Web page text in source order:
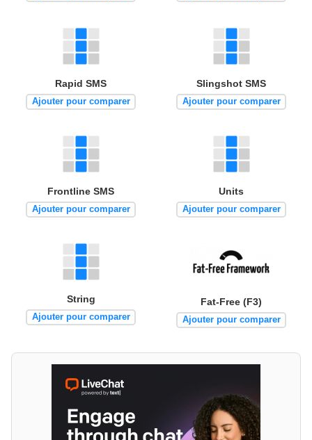
Rapid SMS
Ajouter pour comparer
Slingshot SMS
Ajouter pour comparer
Frontline SMS
Ajouter pour comparer
Units
Ajouter pour comparer
String
Ajouter pour comparer
Fat-Free (F3)
Ajouter pour comparer